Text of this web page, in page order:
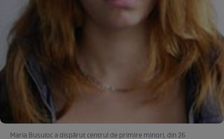
Maria Busuioc a dispărut centrul de primire minori, din 26